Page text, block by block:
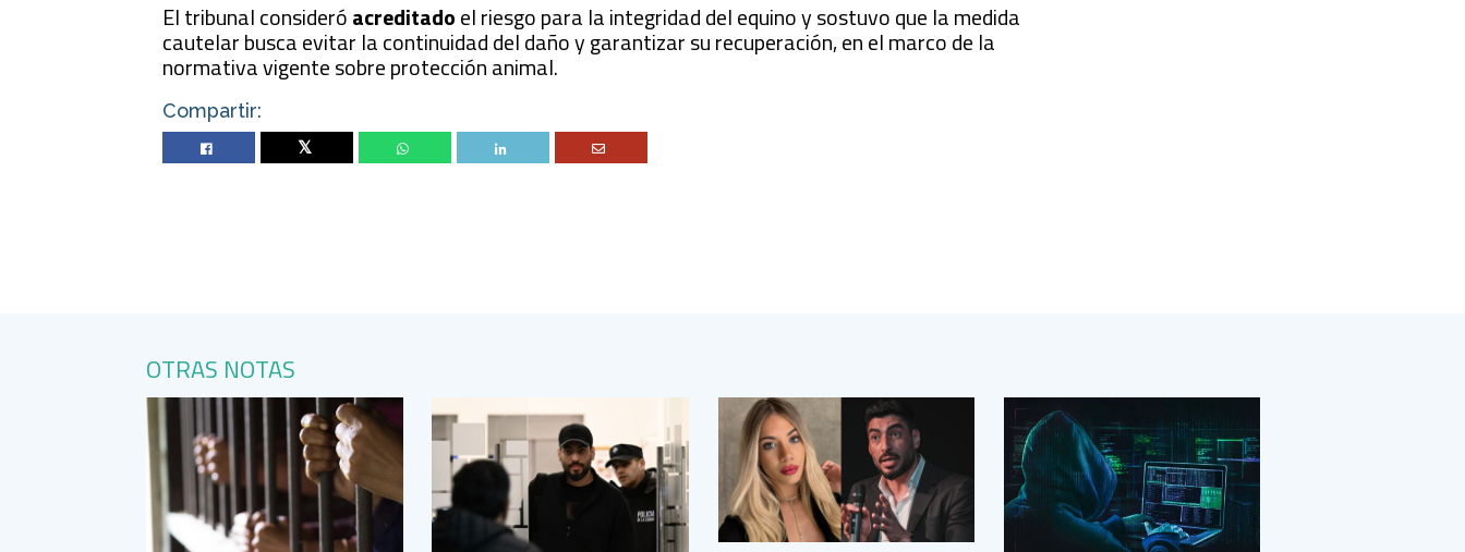
El tribunal consideróacreditadoel riesgo para la integridad del equino y sostuvo que la medida
cautelar busca evitar la continuidad del daño y garantizar su recuperación, en el marco de la
normativa vigente sobre protección animal.
Compartir:
Twitter
OTRAS NOTAS